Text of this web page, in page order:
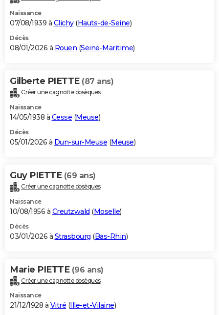
Naissance
07/08/1939 à Clichy(Hauts-de-Seine)
Décès
08/01/2026 à Rouen (Seine-Maritime)
Gilberte PIETTE (87 ans)
Créer une cagnotte obsèques
Naissance
14/05/1938 à Cesse (Meuse)
Décès
05/01/2026 à Dun-sur-Meuse (Meuse)
Guy PIETTE (69 ans)
Créer une cagnotte obsèques
Naissance
10/08/1956 à Creutzwald (Moselle)
Décès
03/01/2026 à Strasbourg (Bas-Rhin)
Marie PIETTE (96 ans)
Créer une cagnotte obsèques
Naissance
21/12/1928 à Vitré (Ille-et-Vilaine)